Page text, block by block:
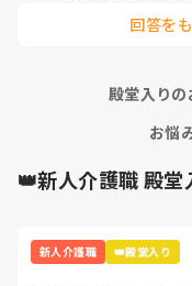
らどうでしょうか。
回答を
殿堂入り
お悩
👑新人介護職 殿
新人介護職 👑殿堂入り